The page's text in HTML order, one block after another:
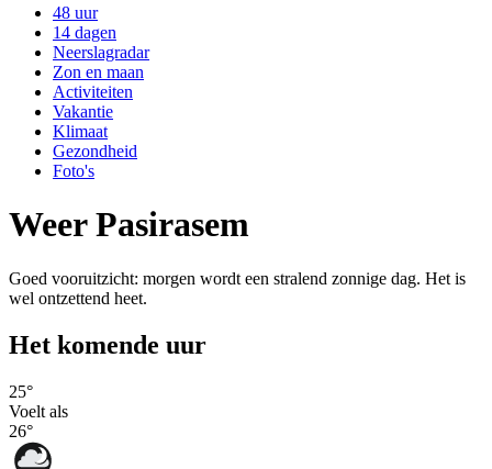
48 uur
14 dagen
Neerslagradar
Zon en maan
Activiteiten
Vakantie
Klimaat
Gezondheid
Foto's
Weer Pasirasem
Goed vooruitzicht: morgen wordt een stralend zonnige dag. Het is
wel ontzettend heet.
Het komende uur
25°
Voelt als
26°